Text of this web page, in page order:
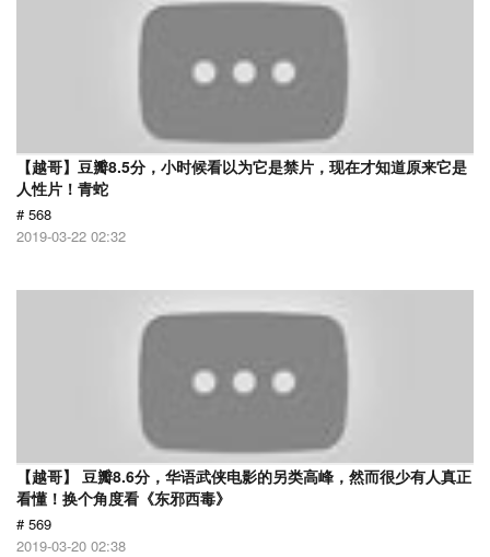
【越哥】豆瓣8.5分，小时候看以为它是禁片，现在才知道原来它是
人性片！青蛇
# 568
2019-03-22 02:32
【越哥】 豆瓣8.6分，华语武侠电影的另类高峰，然而很少有人真正
看懂！换个角度看《东邪西毒》
# 569
2019-03-20 02:38